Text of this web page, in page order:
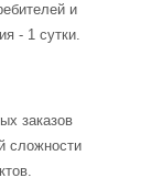
и
- 1 сутки.
заказов
сложности